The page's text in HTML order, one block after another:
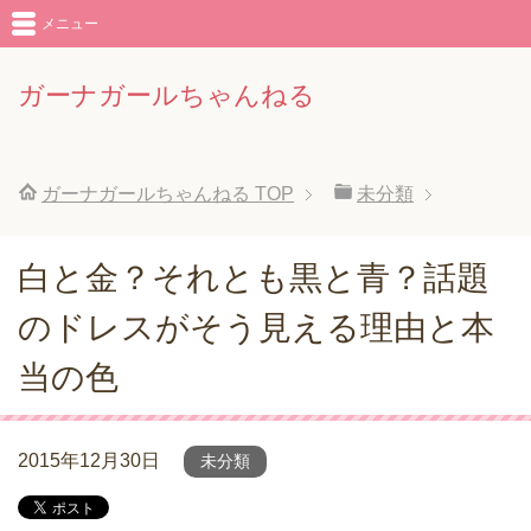
ガーナガールちゃんねる
メニュー
ガーナガールちゃんねる TOP 未分類
白と金？それとも黒と青？話題
のドレスがそう見える理由と本
当の色
2015年12月30日 未分類